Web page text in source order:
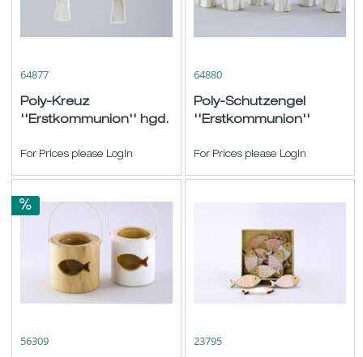
64877
Poly-Kreuz
''Erstkommunion'' hgd.
15,5x11cm
For Prices please LogIn
64880
Poly-Schutzengel
''Erstkommunion''
For Prices please LogIn
56309 23795